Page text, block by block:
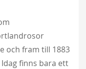
och fram till 1883
finns bara ett